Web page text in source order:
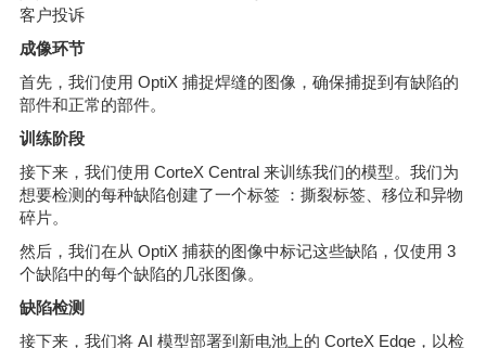
客户投诉
成像环节
首先，我们使用 OptiX 捕捉焊缝的图像，确保捕捉到有缺陷的
部件和正常的部件。
训练阶段
接下来，我们使用 CorteX Central 来训练我们的模型。我们为
想要检测的每种缺陷创建了一个标签 ：撕裂标签、移位和异物
碎片。
然后，我们在从 OptiX 捕获的图像中标记这些缺陷，仅使用 3
个缺陷中的每个缺陷的几张图像。
缺陷检测
接下来，我们将 AI 模型部署到新电池上的 CorteX Edge，以检